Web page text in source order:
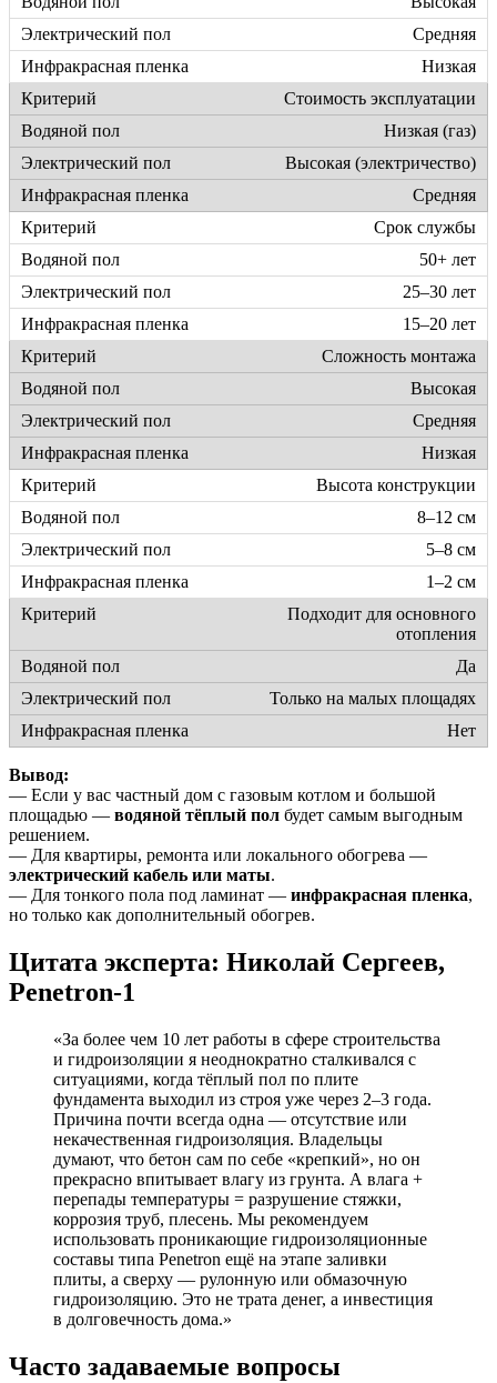
Средняя
Низкая
Стоимость эксплуатации
Низкая (газ)
Высокая (электричество)
Средняя
Срок службы
50+ лет
25–30 лет
15–20 лет
Сложность монтажа
Высокая
Средняя
Низкая
Высота конструкции
8–12 см
5–8 см
1–2 см
Подходит для основного
отопления
Да
Только на малых площадях
Нет
Вывод:
— Если у вас частный дом с газовым котлом и большой
площадью — водяной тёплый пол будет самым выгодным
решением.
— Для квартиры, ремонта или локального обогрева —
электрический кабель или маты.
— Для тонкого пола под ламинат — инфракрасная пленка,
но только как дополнительный обогрев.
Цитата эксперта: Николай Сергеев,
Penetron-1
«За более чем 10 лет работы в сфере строительства
и гидроизоляции я неоднократно сталкивался с
ситуациями, когда тёплый пол по плите
фундамента выходил из строя уже через 2–3 года.
Причина почти всегда одна — отсутствие или
некачественная гидроизоляция. Владельцы
думают, что бетон сам по себе «крепкий», но он
прекрасно впитывает влагу из грунта. А влага +
перепады температуры = разрушение стяжки,
коррозия труб, плесень. Мы рекомендуем
использовать проникающие гидроизоляционные
составы типа Penetron ещё на этапе заливки
плиты, а сверху — рулонную или обмазочную
гидроизоляцию. Это не трата денег, а инвестиция
в долговечность дома.»
Часто задаваемые вопросы